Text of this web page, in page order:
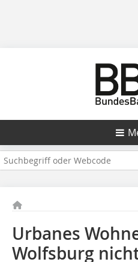
Urbanes
Wolfsburg